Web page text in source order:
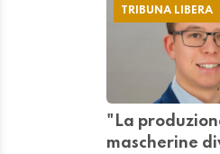
TRIBUNA LIBERA
"La
mascherine